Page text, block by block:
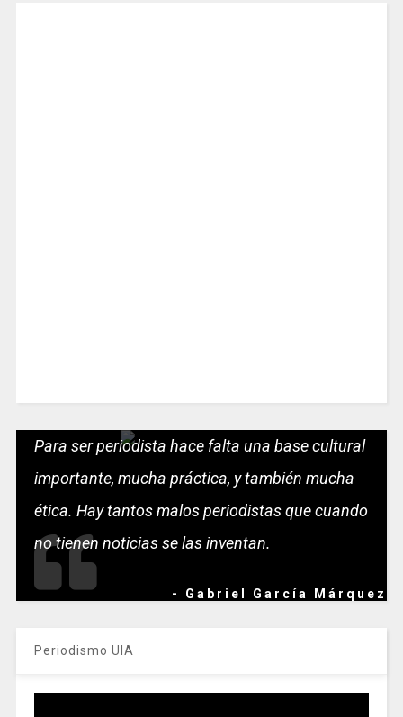
Para ser periodista hace falta una base cultural
importante, mucha práctica, y también mucha
ética. Hay tantos malos periodistas que cuando
no tienen noticias se las inventan.
- Gabriel García Márquez
Periodismo UIA